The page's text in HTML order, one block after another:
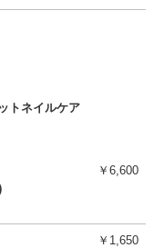
トネイルケア
￥6,600
￥1,650